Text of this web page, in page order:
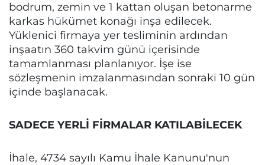
bodrum, zemin ve 1 kattan oluşan betonarme
karkas hükümet konağı inşa edilecek.
Yüklenici firmaya yer tesliminin ardından
inşaatın 360 takvim günü içerisinde
tamamlanması planlanıyor. İşe ise
sözleşmenin imzalanmasından sonraki 10 gün
içinde başlanacak.
SADECE YERLİ FİRMALAR KATILABİLECEK
İhale, 4734 sayılı Kamu İhale Kanunu'nun